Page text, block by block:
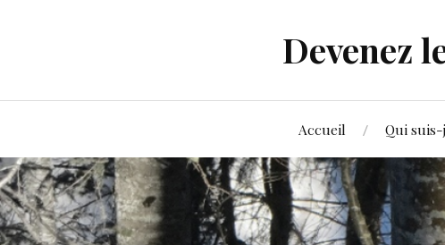
Devenez
Accueil Qui suis-